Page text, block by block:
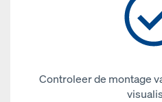
Controleer de montage